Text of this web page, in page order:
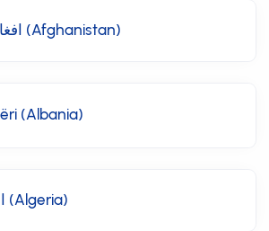
افغانستان (Afghanistan)
(Albania)
الجزائر (Algeria)